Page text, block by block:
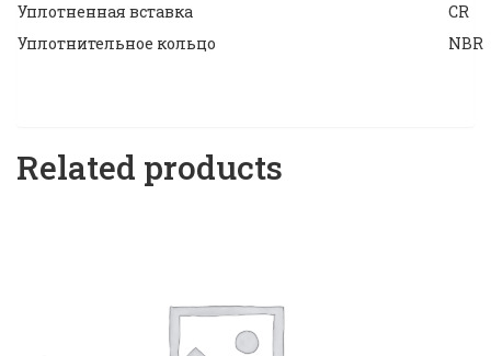
Уплотненная вставка
CR
Уплотнительное кольцо
NBR
Related products